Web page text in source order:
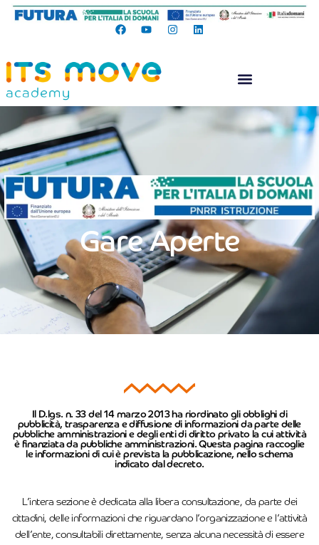
Gare Aperte
Il D.lgs. n. 33 del 14 marzo 2013 ha riordinato gli obblighi di
pubblicità, trasparenza e diffusione di informazioni da parte delle
pubbliche amministrazioni e degli enti di diritto privato la cui attività
è finanziata da pubbliche amministrazioni. Questa pagina raccoglie
le informazioni di cui è prevista la pubblicazione, nello schema
indicato dal decreto.
L’intera sezione è dedicata alla libera consultazione, da parte dei
cittadini, delle informazioni che riguardano l’organizzazione e l’attività
dell’ente, consultabili direttamente, senza alcuna necessità di essere